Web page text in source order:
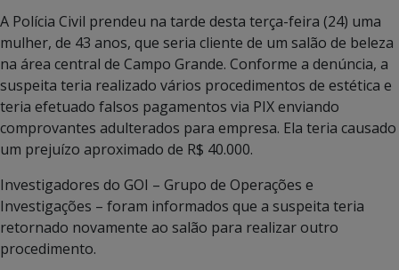
A Polícia Civil prendeu na tarde desta terça-feira (24) uma
mulher, de 43 anos, que seria cliente de um salão de beleza
na área central de Campo Grande. Conforme a denúncia, a
suspeita teria realizado vários procedimentos de estética e
teria efetuado falsos pagamentos via PIX enviando
comprovantes adulterados para empresa. Ela teria causado
um prejuízo aproximado de R$ 40.000.
Investigadores do GOI – Grupo de Operações e
Investigações – foram informados que a suspeita teria
retornado novamente ao salão para realizar outro
procedimento.